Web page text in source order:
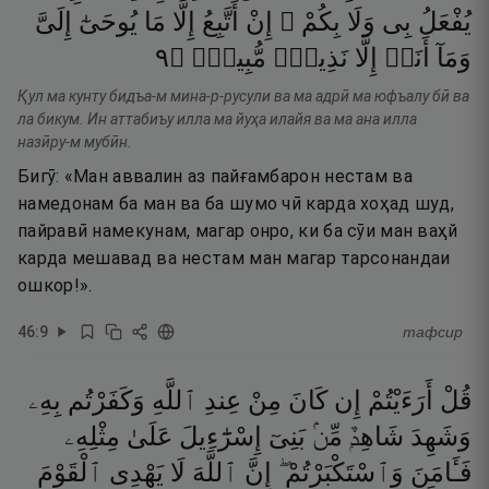
يُفْعَلُ بِى وَلَا بِكُمْ ۖ إِنْ أَتَّبِعُ إِلَّا مَا يُوحَىٰٓ
إِلَىَّ
وَمَآ أَنَا۠ إِلَّا نَذِيرٌۭ مُّبِينٌۭ ۝٩
Қул ма кунту бидъа-м мина-р-русули ва ма адрӣ ма юфъалу бӣ ва
ла бикум. Ин аттабиъу илла ма йуҳа илайя ва ма ана илла
назӣру-м мубӣн.
Бигӯ: «Ман аввалин аз пайғамбарон нестам ва
намедонам ба ман ва ба шумо чӣ карда хоҳад шуд,
пайравӣ намекунам, магар онро, ки ба сӯи ман ваҳй
карда мешавад ва нестам ман магар тарсонандаи
ошкор!».
46:9 тафсир
قُلْ أَرَءَيْتُمْ إِن كَانَ مِنْ عِندِ ٱللَّهِ وَكَفَرْتُم بِهِۦ
وَشَهِدَ شَاهِدٌۭ مِّنۢ بَنِىٓ إِسْرَٰٓءِيلَ عَلَىٰ مِثْلِهِۦ
فَـَٔامَنَ وَٱسْتَكْبَرْتُمْ ۖ إِنَّ ٱللَّهَ لَا يَهْدِى ٱلْقَوْمَ